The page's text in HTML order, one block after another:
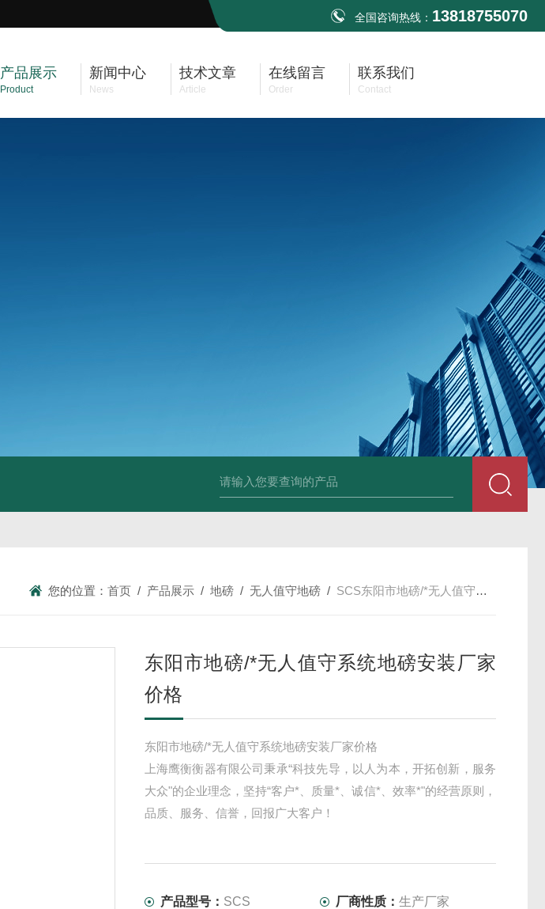
全国咨询热线： 13818755070
产品展示
Product
新闻中心
News
技术文章
Article
在线留言
Order
联系我们
Contact
您的位置：首页 / 产品展示 /地磅 /无人值守地磅 / SCS东阳市地磅/*无人值守系统地磅安装厂家价格
东阳市地磅/*无人值守系统地磅安装厂家
价格
东阳市地磅/*无人值守系统地磅安装厂家价格
上海鹰衡衡器有限公司秉承“科技先导，以人为本，开拓创新，服务
大众"的企业理念，坚持“客户*、质量*、诚信*、效率*"的经营原则，
品质、服务、信誉，回报广大客户！
产品型号： SCS 厂商性质：生产厂家